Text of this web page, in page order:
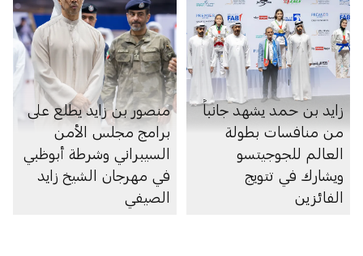
زايد بن حمد يشهد جانباً
من منافسات بطولة
العالم للجوجيتسو
ويشارك في تتويج
الفائزين
منصور بن زايد يطلع على
برامج مجلس الأمن
السيبراني وشرطة أبوظبي
في مهرجان الشيخ زايد
الصيفي